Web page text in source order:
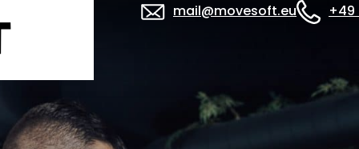
mail@movesoft.eu +49